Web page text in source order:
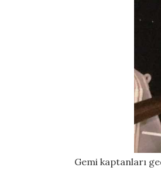
Gemi kaptanları